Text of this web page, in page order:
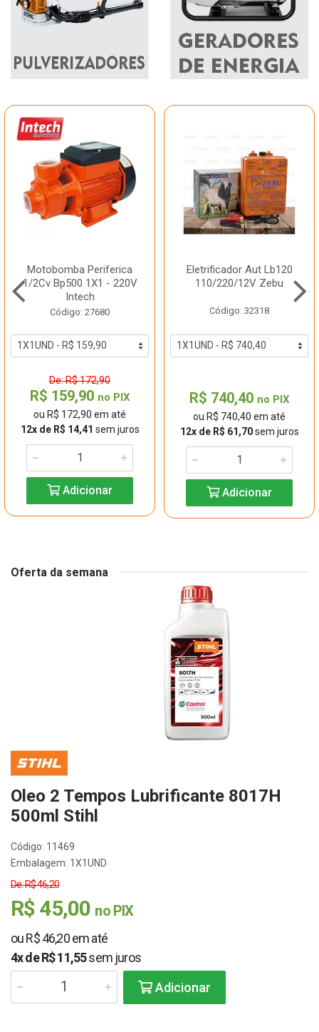
Motobomba Periferica
1/2Cv Bp500 1X1 - 220V
Intech
Código: 27680
De: R$ 172,90
R$ 159,90 no PIX
ou R$ 172,90 em até
12x de R$ 14,41 sem juros
Adicionar
Eletrificador Aut Lb120
110/220/12V Zebu
Código: 32318
R$ 740,40 no PIX
ou R$ 740,40 em até
12x de R$ 61,70sem juros
Adicionar
Oferta da semana
Oleo 2 Tempos Lubrificante 8017H
500ml Stihl
Código: 11469
Embalagem: 1X1UND
De: R$ 46,20
R$ 45,00 no PIX
ou R$ 46,20 em até
4x de R$ 11,55sem juros
Adicionar